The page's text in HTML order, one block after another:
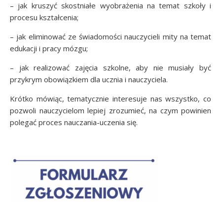
– jak kruszyć skostniałe wyobrażenia na temat szkoły i
procesu kształcenia;
– jak eliminować ze świadomości nauczycieli mity na temat
edukacji i pracy mózgu;
– jak realizować zajęcia szkolne, aby nie musiały być
przykrym obowiązkiem dla ucznia i nauczyciela.
Krótko mówiąc, tematycznie interesuje nas wszystko, co
pozwoli nauczycielom lepiej zrozumieć, na czym powinien
polegać proces nauczania-uczenia się.